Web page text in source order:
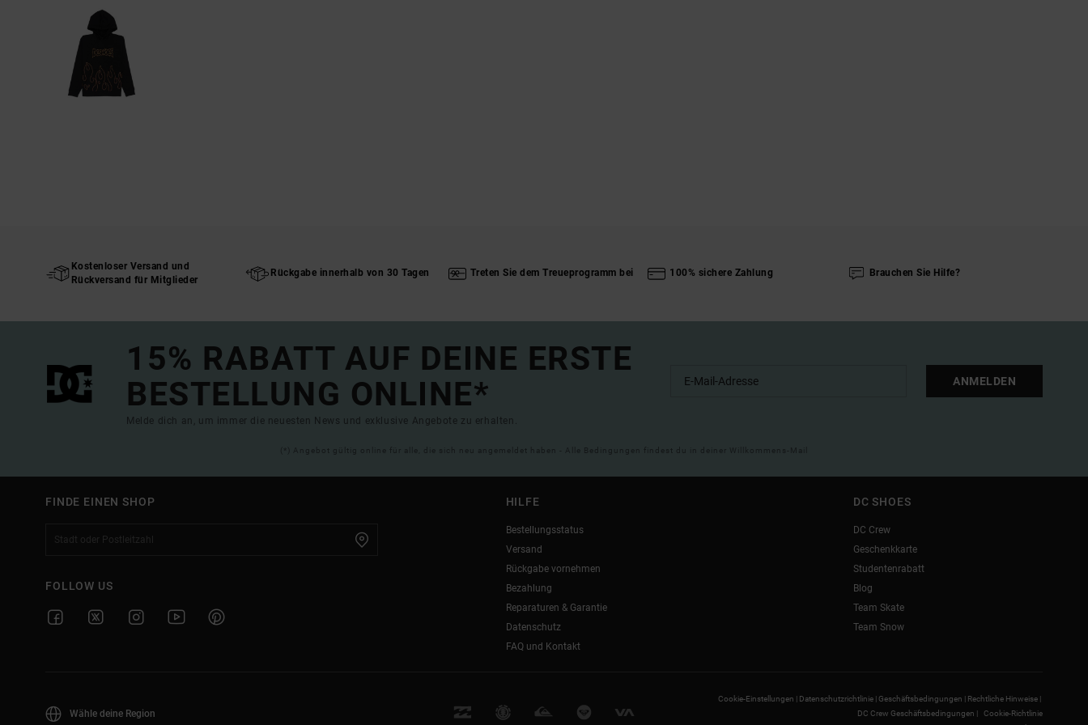
Kostenloser Versand und
Rückversand für Mitglieder
Rückgabe innerhalb von 30 Tagen Treten Sie dem Treueprogramm bei 100% sichere Zahlung Brauchen Sie Hilfe?
15% RABATT AUF DEINE ERSTE
BESTELLUNG ONLINE*
Melde dich an, um immer die neuesten News und exklusive Angebote zu erhalten.
ANMELDEN
(*) Angebot gültig online für alle, die sich neu angemeldet haben - Alle Bedingungen findest du in deiner Willkommens-Mail
FINDE EINEN SHOP
FOLLOW US
HILFE
Bestellungsstatus
Versand
Rückgabe vornehmen
Bezahlung
Reparaturen & Garantie
Datenschutz
FAQ und Kontakt
DC SHOES
DC Crew
Geschenkkarte
Studentenrabatt
Blog
Team Skate
Team Snow
Wähle deine Region
Cookie-Einstellungen | Datenschutzrichtlinie |Geschäftsbedingungen | Rechtliche Hinweise |
DC Crew Geschäftsbedingungen |
Cookie-Richtlinie